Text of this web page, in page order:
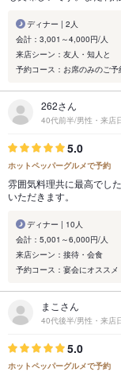
ディナー | 2人
会計：3,001～4,000円/人
来店シーン：友人・知人と
予約コース：お席のみのご予
262さん
40代前半/男性・来店
5.0
ホットペッパーグルメで予約
雰囲気料理共に最高でし
いただきます。
ディナー | 10人
会計：5,001～6,000円/人
来店シーン：接待・会食
予約コース：宴会にオスス
まこさん
40代後半/男性・来店
5.0
ホットペッパーグルメで予約